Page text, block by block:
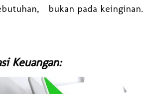
bukan pada keinginan.
Keuangan: